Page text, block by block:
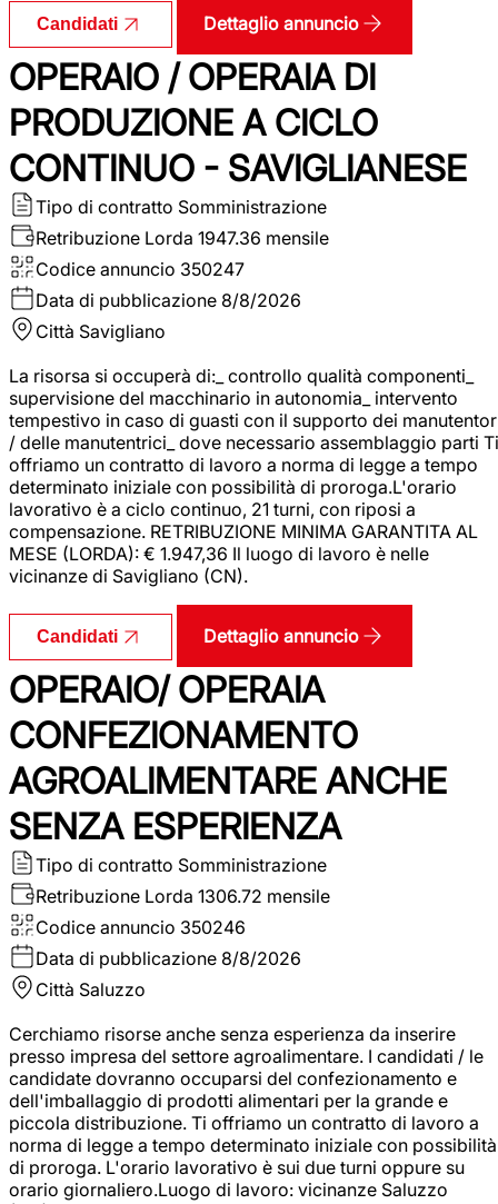
Candidati Dettaglio annuncio
OPERAIO / OPERAIA DI
PRODUZIONE A CICLO
CONTINUO - SAVIGLIANESE
Tipo di contratto Somministrazione
Retribuzione Lorda 1947.36 mensile
Codice annuncio 350247
Data di pubblicazione 8/8/2026
Città Savigliano
La risorsa si occuperà di:_ controllo qualità componenti_
supervisione del macchinario in autonomia_ intervento
tempestivo in caso di guasti con il supporto dei
/ delle manutentrici_ dove necessario assemblaggio parti Ti
offriamo un contratto di lavoro a norma di legge a tempo
determinato iniziale con possibilità di proroga.L'orario
lavorativo è a ciclo continuo, 21 turni, con riposi a
compensazione. RETRIBUZIONE MINIMA GARANTITA AL
MESE (LORDA): € 1.947,36 Il luogo di lavoro è nelle
vicinanze di Savigliano (CN).
Candidati Dettaglio annuncio
OPERAIO/ OPERAIA
CONFEZIONAMENTO
AGROALIMENTARE ANCHE
SENZA ESPERIENZA
Tipo di contratto Somministrazione
Retribuzione Lorda 1306.72 mensile
Codice annuncio 350246
Data di pubblicazione 8/8/2026
Città Saluzzo
Cerchiamo risorse anche senza esperienza da inserire
presso impresa del settore agroalimentare. I candidati / le
candidate dovranno occuparsi del confezionamento e
dell'imballaggio di prodotti alimentari per la grande e
piccola distribuzione. Ti offriamo un contratto di lavoro a
norma di legge a tempo determinato iniziale con possibilità
di proroga. L'orario lavorativo è sui due turni oppure su
orario giornaliero.Luogo di lavoro: vicinanze Saluzzo